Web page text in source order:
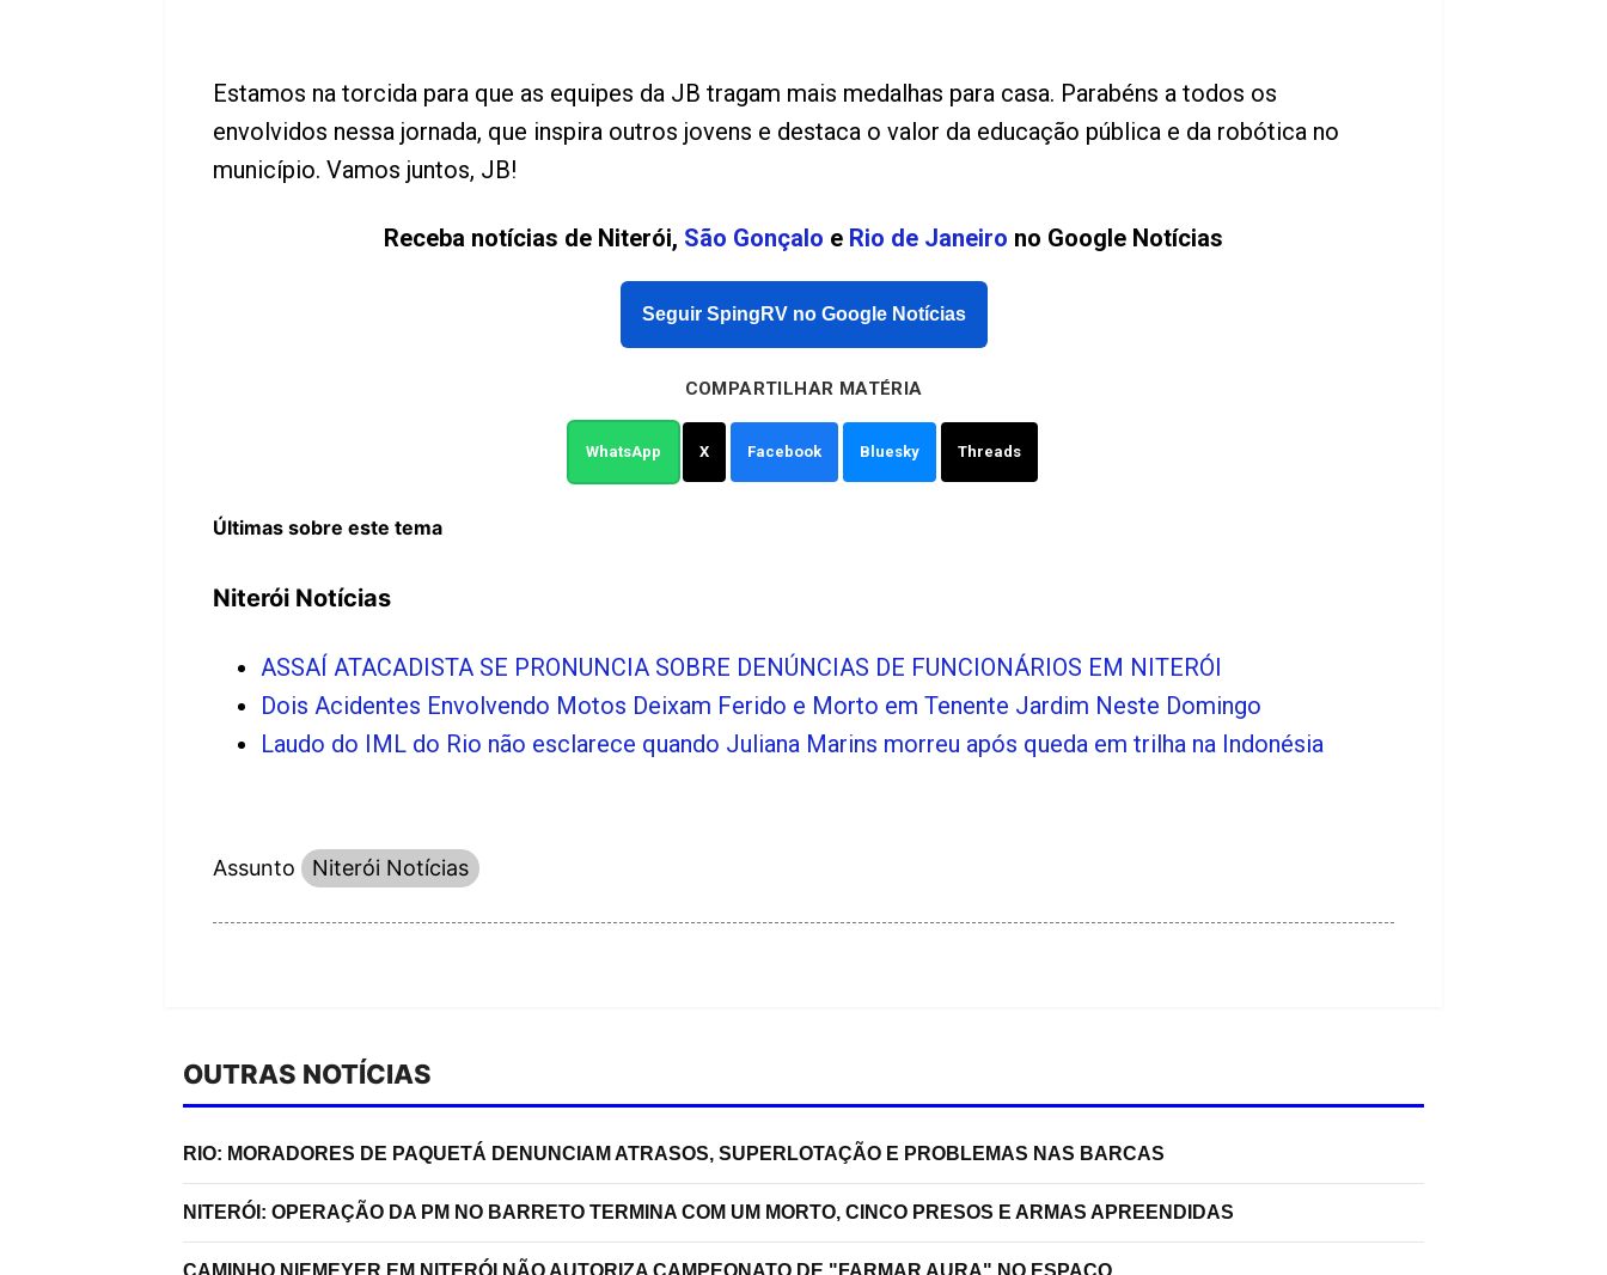
Estamos na torcida para que as equipes da JB tragam mais medalhas para casa. Parabéns a todos os
envolvidos nessa jornada, que inspira outros jovens e destaca o valor da educação pública e da robótica no
município. Vamos juntos, JB!
Receba notícias de Niterói, São Gonçalo e Rio de Janeiro no Google Notícias
Seguir SpingRV no Google Notícias
COMPARTILHAR MATÉRIA
WhatsApp X Facebook Bluesky Threads
Últimas sobre este tema
Niterói Notícias
ASSAÍ ATACADISTA SE PRONUNCIA SOBRE DENÚNCIAS DE FUNCIONÁRIOS EM NITERÓI
Dois Acidentes Envolvendo Motos Deixam Ferido e Morto em Tenente Jardim Neste Domingo
Laudo do IML do Rio não esclarece quando Juliana Marins morreu após queda em trilha na Indonésia
Assunto Niterói Notícias
OUTRAS NOTÍCIAS
RIO: MORADORES DE PAQUETÁ DENUNCIAM ATRASOS, SUPERLOTAÇÃO E PROBLEMAS NAS BARCAS
NITERÓI: OPERAÇÃO DA PM NO BARRETO TERMINA COM UM MORTO, CINCO PRESOS E ARMAS APREENDIDAS
CAMINHO NIEMEYER EM NITERÓI NÃO AUTORIZA CAMPEONATO DE "FARMAR AURA" NO ESPAÇO